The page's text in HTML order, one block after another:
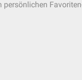
persönlichen